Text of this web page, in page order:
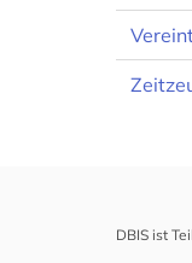
DBIS ist